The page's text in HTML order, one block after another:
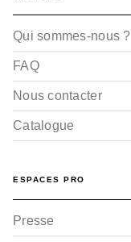
Qui sommes-nous ?
FAQ
Nous contacter
Catalogue
ESPACES PRO
Presse